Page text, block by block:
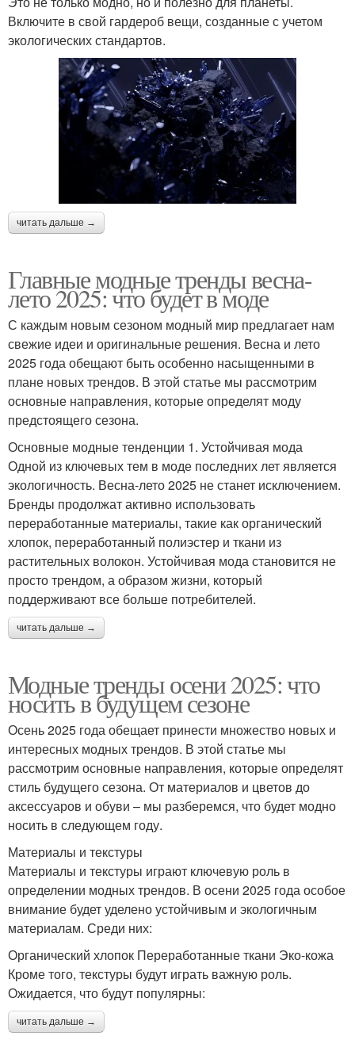
Включите в свой гардероб вещи, созданные с учетом
экологических стандартов.
читать дальше →
Главные модные тренды весна-
лето 2025: что будет в моде
С каждым новым сезоном модный мир предлагает нам
свежие идеи и оригинальные решения. Весна и лето
2025 года обещают быть особенно насыщенными в
плане новых трендов. В этой статье мы рассмотрим
основные направления, которые определят моду
предстоящего сезона.
Основные модные тенденции 1. Устойчивая мода
Одной из ключевых тем в моде последних лет является
экологичность. Весна-лето 2025 не станет исключением.
Бренды продолжат активно использовать
переработанные материалы, такие как органический
хлопок, переработанный полиэстер и ткани из
растительных волокон. Устойчивая мода становится не
просто трендом, а образом жизни, который
поддерживают все больше потребителей.
читать дальше →
Модные тренды осени 2025: что
носить в будущем сезоне
Осень 2025 года обещает принести множество новых и
интересных модных трендов. В этой статье мы
рассмотрим основные направления, которые определят
стиль будущего сезона. От материалов и цветов до
аксессуаров и обуви – мы разберемся, что будет модно
носить в следующем году.
Материалы и текстуры
Материалы и текстуры играют ключевую роль в
определении модных трендов. В осени 2025 года особое
внимание будет уделено устойчивым и экологичным
материалам. Среди них:
Органический хлопок Переработанные ткани Эко-кожа
Кроме того, текстуры будут играть важную роль.
Ожидается, что будут популярны:
читать дальше →